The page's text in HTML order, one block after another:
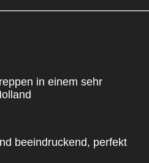
in einem sehr
beein­dru­ckend, per­fekt